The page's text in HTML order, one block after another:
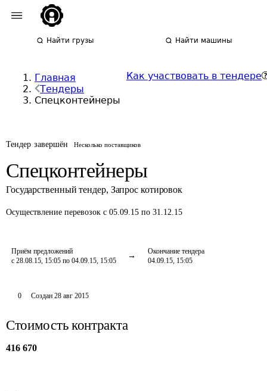
Найти грузы Найти машины
Главная
Тендеры
Спецконтейнеры
Как участвовать в тендере
Тендер завершён Несколько поставщиков
Спецконтейнеры
Государственный тендер, Запрос котировок
Осуществление перевозок с 05.09.15 по 31.12.15
Приём предложений
с 28.08.15, 15:05 по 04.09.15, 15:05
Окончание тендера
04.09.15, 15:05
0 Создан 28 авг 2015
Стоимость контракта
416 670